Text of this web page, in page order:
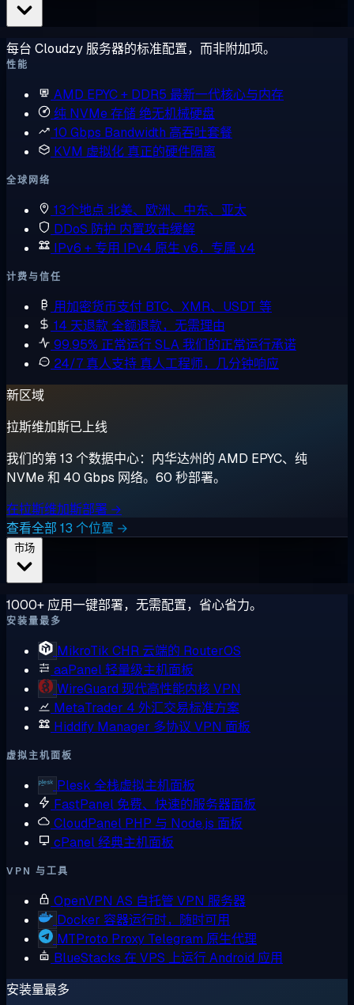
每台 Cloudzy 服务器的标准配置，而非附加项。
性能
AMD EPYC + DDR5 最新一代核心与内存
纯 NVMe 存储绝无机械硬盘
10 Gbps Bandwidth 高吞吐套餐
KVM 虚拟化 真正的硬件隔离
全球网络
13个地点 北美、欧洲、中东、亚太
DDoS 防护 内置攻击缓解
IPv6 + 专用 IPv4 原生 v6，专属 v4
计费与信任
用加密货币支付 BTC、XMR、USDT 等
14 天退款全额退款，无需理由
99.95% 正常运行 SLA我们的正常运行承诺
24/7 真人支持 真人工程师，几分钟响应
新区域
拉斯维加斯已上线
我们的第 13 个数据中心：内华达州的 AMD EPYC、纯
NVMe 和 40 Gbps 网络。60 秒部署。
在拉斯维加斯部署 →
查看全部 13 个位置 →
1000+ 应用一键部署，无需配置，省心省力。
安装量最多
MikroTik CHR 云端的 RouterOS
aaPanel轻量级主机面板
WireGuard 现代高性能内核 VPN
MetaTrader 4 外汇交易标准方案
Hiddify Manager 多协议 VPN 面板
虚拟主机面板
Plesk 全栈虚拟主机面板
FastPanel 免费、快速的服务器面板
CloudPanel PHP 与 Node.js 面板
cPanel经典主机面板
VPN 与工具
OpenVPN AS 自托管 VPN 服务器
Docker 容器运行时，随时可用
MTProto Proxy Telegram 原生代理
BlueStacks 在 VPS 上运行 Android 应用
安装量最多